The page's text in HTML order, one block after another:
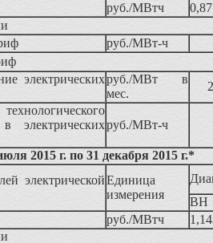
руб./МВтч
руб./МВт-ч
электрическихруб./МВт в
мес.
электрическихруб./МВт-ч
2015 г. по 31 декабря 2015 г.*
электрическойЕдиница
измерения
ВН
руб./МВтч